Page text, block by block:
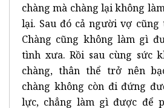
chàng mà chàng lại không
lại. Sau đó cả người vợ
Chàng cũng không làm gì
tình xưa. Rồi sau cùng sức
chàng, thân thể trở nên
chàng không còn đi đứng
lực, chẳng làm gì được để